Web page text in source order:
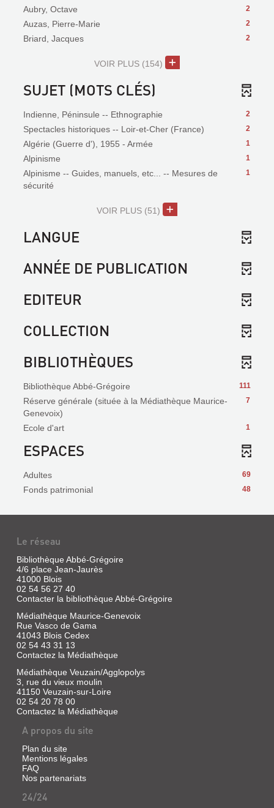
2
Aubry, Octave
2
Auzas, Pierre-Marie
2
Briard, Jacques
VOIR PLUS (154)
SUJET (MOTS CLÉS)
2
Indienne, Péninsule -- Ethnographie
2
Spectacles historiques -- Loir-et-Cher (France)
1
Algérie (Guerre d'), 1955 - Armée
1
Alpinisme
1
Alpinisme -- Guides, manuels, etc... -- Mesures de
sécurité
VOIR PLUS (51)
LANGUE
ANNÉE DE PUBLICATION
EDITEUR
COLLECTION
BIBLIOTHÈQUES
111
Bibliothèque Abbé-Grégoire
7
Réserve générale (située à la Médiathèque Maurice-
Genevoix)
1
Ecole d'art
ESPACES
69
Adultes
48
Fonds patrimonial
Le réseau
Bibliothèque Abbé-Grégoire
4/6 place Jean-Jaurès
41000 Blois
02 54 56 27 40
Contacter la bibliothèque Abbé-Grégoire
Médiathèque Maurice-Genevoix
Rue Vasco de Gama
41043 Blois Cedex
02 54 43 31 13
Contactez la Médiathèque
Médiathèque Veuzain/Agglopolys
3, rue du vieux moulin
41150 Veuzain-sur-Loire
02 54 20 78 00
Contactez la Médiathèque
A propos du site
Plan du site
Mentions légales
FAQ
Nos partenariats
24/24